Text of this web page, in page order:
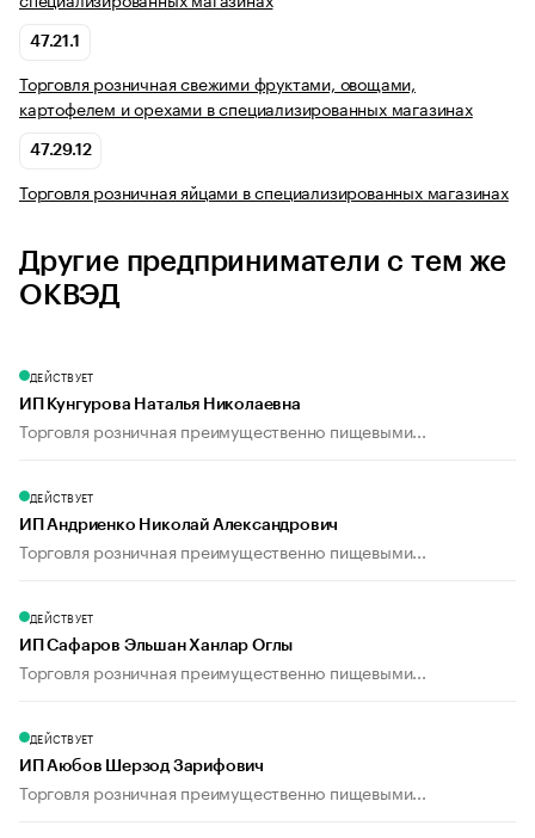
47.21.1
Торговля розничная свежими фруктами, овощами,
картофелем и орехами в специализированных магазинах
47.29.12
Торговля розничная яйцами в специализированных магазинах
Другие предприниматели с тем же
ОКВЭД
ДЕЙСТВУЕТ
ИП Кунгурова Наталья Николаевна
Торговля розничная преимущественно пищевыми...
ДЕЙСТВУЕТ
ИП Андриенко Николай Александрович
Торговля розничная преимущественно пищевыми...
ДЕЙСТВУЕТ
ИП Сафаров Эльшан Ханлар Оглы
Торговля розничная преимущественно пищевыми...
ДЕЙСТВУЕТ
ИП Аюбов Шерзод Зарифович
Торговля розничная преимущественно пищевыми...